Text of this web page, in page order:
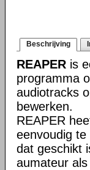
Beschrijving
REAPER is
programma
audiotracks
bewerken.
REAPER
eenvoudig
dat geschikt
aumateur